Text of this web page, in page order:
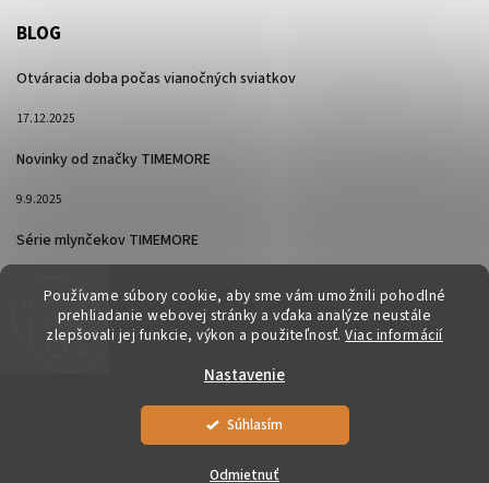
Používame súbory cookie, aby sme vám umožnili pohodlné
prehliadanie webovej stránky a vďaka analýze neustále
zlepšovali jej funkcie, výkon a použiteľnosť.Viac informácií
Nastavenie
Odmietnuť
Súhlasím
BLOG
Otváracia doba počas vianočných sviatkov
17.12.2025
Novinky od značky TIMEMORE
9.9.2025
Série mlynčekov TIMEMORE
Copyright 2026
. Všetky práva vyhradené.